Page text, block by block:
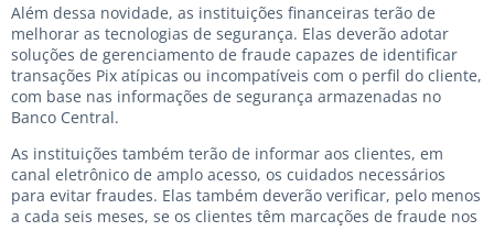
Além dessa novidade, as instituições financeiras terão de
melhorar as tecnologias de segurança. Elas deverão adotar
soluções de gerenciamento de fraude capazes de identificar
transações Pix atípicas ou incompatíveis com o perfil do cliente,
com base nas informações de segurança armazenadas no
Banco Central.
As instituições também terão de informar aos clientes, em
canal eletrônico de amplo acesso, os cuidados necessários
para evitar fraudes. Elas também deverão verificar, pelo menos
a cada seis meses, se os clientes têm marcações de fraude nos